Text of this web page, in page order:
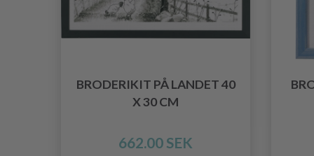
BRODERIKIT PÅ LANDET 40
X 30 CM
662.00 SEK